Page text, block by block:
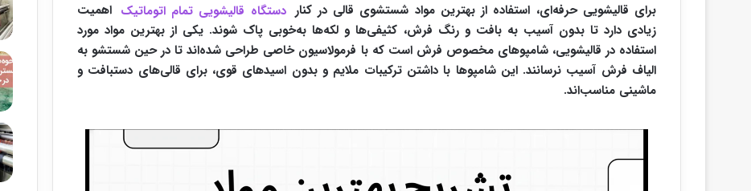
برای قالیشویی حرفه‌ای، استفاده از بهترین مواد شستشوی قالی در کنار دستگاه قالیشویی تمام اتوماتیک اهمیت
زیادی دارد تا بدون آسیب به بافت و رنگ فرش، کثیفی‌ها و لکه‌ها به‌خوبی پاک شوند. یکی از بهترین مواد مورد
استفاده در قالیشویی، شامپوهای مخصوص فرش است که با فرمولاسیون خاصی طراحی شده‌اند تا در حین شستشو به
الیاف فرش آسیب نرسانند. این شامپوها با داشتن ترکیبات ملایم و بدون اسیدهای قوی، برای قالی‌های دستبافت و
ماشینی مناسب‌اند.